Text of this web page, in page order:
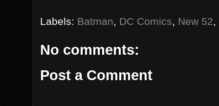
Labels: Batman, DC Comics, New 52,
No comments:
Post a Comment